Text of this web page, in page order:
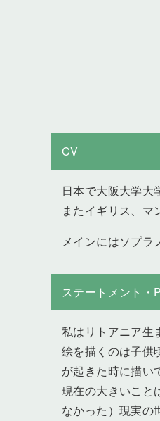
CV
日本で大阪大学大
またイギリス、マ
メインにはソプラ
ステートメント・
私はリトアニア生
絵を描くのは子供
が起きた時に描い
現在の大きいこと
なかった）現実の